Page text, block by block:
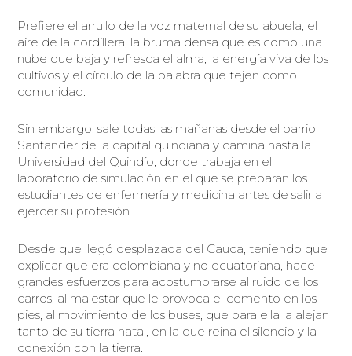
Prefiere el arrullo de la voz maternal de su abuela, el
aire de la cordillera, la bruma densa que es como una
nube que baja y refresca el alma, la energía viva de los
cultivos y el círculo de la palabra que tejen como
comunidad.
Sin embargo, sale todas las mañanas desde el barrio
Santander de la capital quindiana y camina hasta la
Universidad del Quindío, donde trabaja en el
laboratorio de simulación en el que se preparan los
estudiantes de enfermería y medicina antes de salir a
ejercer su profesión.
Desde que llegó desplazada del Cauca, teniendo que
explicar que era colombiana y no ecuatoriana, hace
grandes esfuerzos para acostumbrarse al ruido de los
carros, al malestar que le provoca el cemento en los
pies, al movimiento de los buses, que para ella la alejan
tanto de su tierra natal, en la que reina el silencio y la
conexión con la tierra.